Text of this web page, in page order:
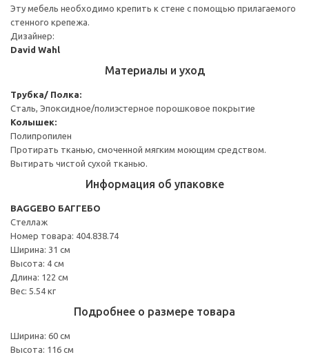
Эту мебель необходимо крепить к стене с помощью прилагаемого
стенного крепежа.
Дизайнер:
David Wahl
Материалы и уход
Трубка/ Полка:
Сталь, Эпоксидное/полиэстерное порошковое покрытие
Колышек:
Полипропилен
Протирать тканью, смоченной мягким моющим средством.
Вытирать чистой сухой тканью.
Информация об упаковке
BAGGEBO БАГГЕБО
Стеллаж
Номер товара: 404.838.74
Ширина: 31 см
Высота: 4 см
Длина: 122 см
Вес: 5.54 кг
Подробнее о размере товара
Ширина: 60 см
Высота: 116 см